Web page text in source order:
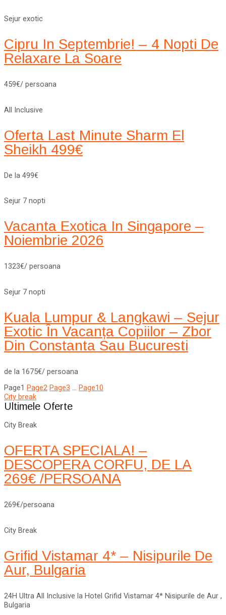
Sejur exotic
Cipru In Septembrie! – 4 Nopti De
Relaxare La Soare
459€/ persoana
All Inclusive
Oferta Last Minute Sharm El
Sheikh 499€
De la 499€
Sejur 7 nopti
Vacanta Exotica In Singapore –
Noiembrie 2026
1323€/ persoana
Sejur 7 nopti
Kuala Lumpur & Langkawi – Sejur
Exotic În Vacanța Copiilor – Zbor
Din Constanta Sau Bucuresti
de la 1675€/ persoana
Page1 Page2 Page3 … Page10
City break
Ultimele Oferte
City Break
OFERTA SPECIALA! –
DESCOPERA CORFU, DE LA
269€ /PERSOANA
269€/persoana
City Break
Grifid Vistamar 4* – Nisipurile De
Aur, Bulgaria
24H Ultra All Inclusive la Hotel Grifid Vistamar 4* Nisipurile de Aur ,
Bulgaria